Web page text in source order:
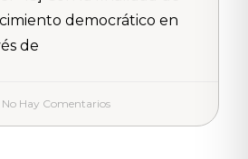
democrático en
de
No Hay Comentarios